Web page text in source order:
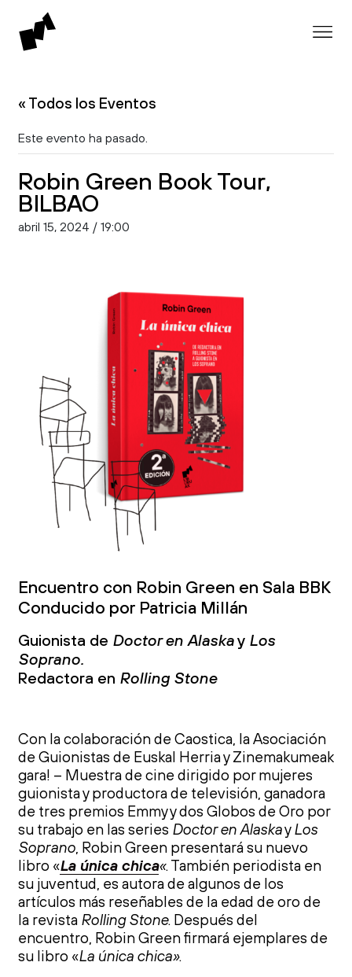
« Todos los Eventos
Este evento ha pasado.
Robin Green Book Tour,
BILBAO
abril 15, 2024 / 19:00
Encuentro con Robin Green en Sala BBK
Conducido por Patricia Millán
Guionista de Doctor en Alaskay Los
Soprano.
Redactora en Rolling Stone
Con la colaboración de Caostica, la Asociación
de Guionistas de Euskal Herria y Zinemakumeak
gara! – Muestra de cine dirigido por mujeres
guionista y productora de televisión, ganadora
de tres premios Emmy y dos Globos de Oro por
su trabajo en las series Doctor en AlaskayLos
Soprano , Robin Green presentará su nuevo
libro «La única chica«. También periodista en
su juventud, es autora de algunos de los
artículos más reseñables de la edad de oro de
la revista Rolling Stone. Después del
encuentro, Robin Green firmará ejemplares de
su libro «La única chica».